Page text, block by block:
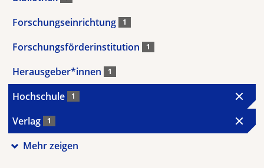
Forschungseinrichtung 1
Forschungsförderinstitution 1
Herausgeber*innen 1
Hochschule 1
Verlag 1
Mehr zeigen